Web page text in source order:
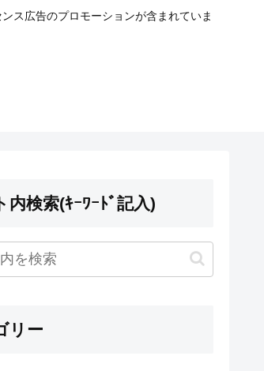
ス広告のプロモーションが含まれていま
内検索(ｷｰﾜｰﾄﾞ記入)
リー